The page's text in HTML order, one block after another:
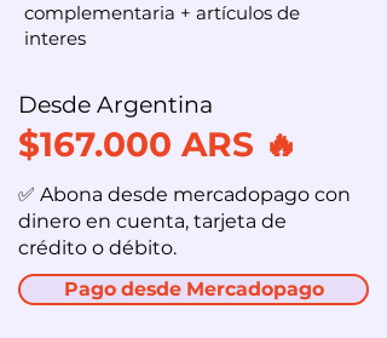
complementaria + artículos de
interes
Desde Argentina
$167.000 ARS 🔥
✅ Abona desde mercadopago con
dinero en cuenta, tarjeta de
crédito o débito.
Pago desde Mercadopago